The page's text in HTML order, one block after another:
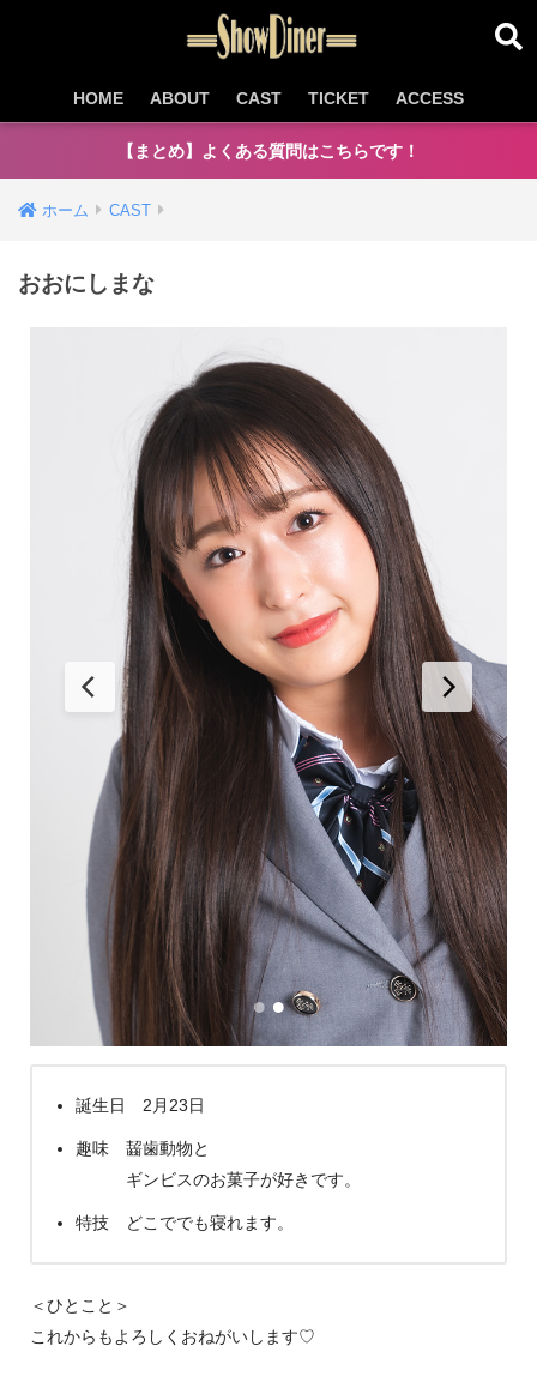
HOME ABOUT CAST TICKET ACCESS
【まとめ】よくある質問はこちらです！
ホーム CAST
おおにしまな
誕生日 2月23日
趣味 齧歯動物と
ギンビスのお菓子が好きです。
特技 どこででも寝れます。
＜ひとこと＞
これからもよろしくおねがいします♡